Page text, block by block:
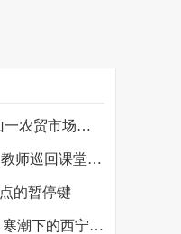
市场发生坍塌
堂（重庆站）举办
的暂停键
西宁疫情防控观察